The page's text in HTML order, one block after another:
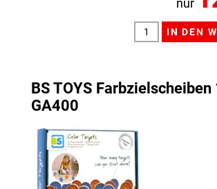
BS TOYS
GA400